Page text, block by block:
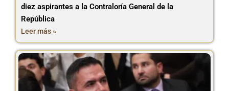
diez aspirantes a la Contraloría General de la
República
Leer más »